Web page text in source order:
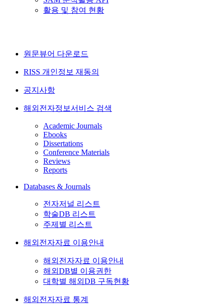
활용 및 참여 현황
원문뷰어 다운로드
RISS 개인정보 재동의
공지사항
해외전자정보서비스 검색
Academic Journals
Ebooks
Dissertations
Conference Materials
Reviews
Reports
Databases & Journals
전자저널 리스트
학술DB 리스트
주제별 리스트
해외전자자료 이용안내
해외전자자료 이용안내
해외DB별 이용권한
대학별 해외DB 구독현황
해외전자자료 통계